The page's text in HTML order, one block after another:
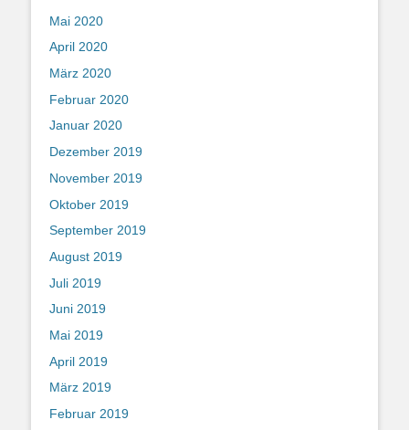
Mai 2020
April 2020
März 2020
Februar 2020
Januar 2020
Dezember 2019
November 2019
Oktober 2019
September 2019
August 2019
Juli 2019
Juni 2019
Mai 2019
April 2019
März 2019
Februar 2019